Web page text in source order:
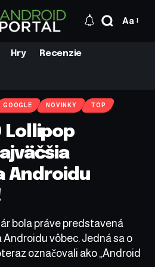
Aa
Hry Recenzie
GOOGLE NOVINKY TOP
Lollipop
Androidu
bola práve predstavená
vôbec. Jedná sa o
označovali ako „Android